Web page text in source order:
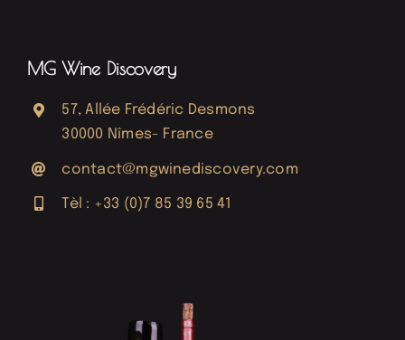
MG Wine Discovery
57, Allée Frédéric Desmons
30000 Nîmes- France
contact@mgwinediscovery.com
Tèl : +33 (0)7 85 39 65 41